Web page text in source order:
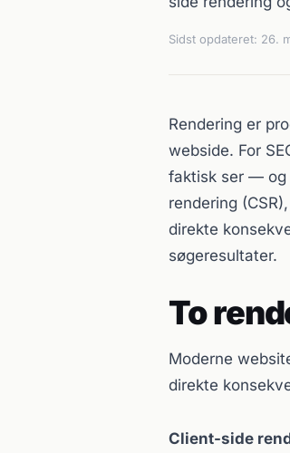
Sidst opdateret: 26.
Rendering er
webside. For
faktisk ser — og
rendering
direkte
søgeresultater.
To
Moderne
direkte
Client-side